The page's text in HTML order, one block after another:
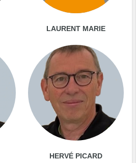
LAURENT MARIE
HERVÉ PICARD